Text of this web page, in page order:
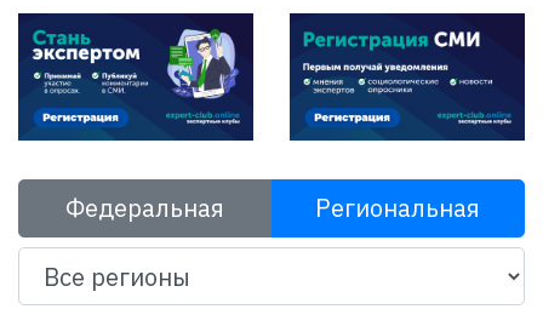
Федеральная Региональная